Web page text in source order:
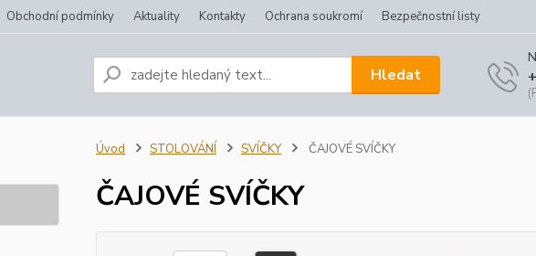
Obchodní podmínky Aktuality Kontakty Ochrana soukromí Bezpečnostní listy
Hledat
Úvod STOLOVÁNÍ SVÍČKY ČAJOVÉ SVÍČKY
ČAJOVÉ SVÍČKY